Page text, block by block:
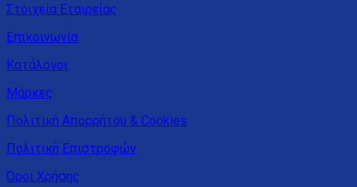
Στοιχεία Εταιρείας
Επικοινωνία
Κατάλογοι
Μάρκες
Πολιτική Απορρήτου & Cookies
Πολιτική Επιστροφών
Όροι Χρήσης